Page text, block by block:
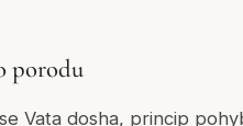
porodu
Vata dosha, princip